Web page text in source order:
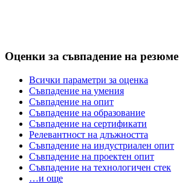
Оценки за съвпадение на резюме
Всички параметри за оценка
Съвпадение на умения
Съвпадение на опит
Съвпадение на образование
Съвпадение на сертификати
Релевантност на длъжността
Съвпадение на индустриален опит
Съвпадение на проектен опит
Съвпадение на технологичен стек
…и още